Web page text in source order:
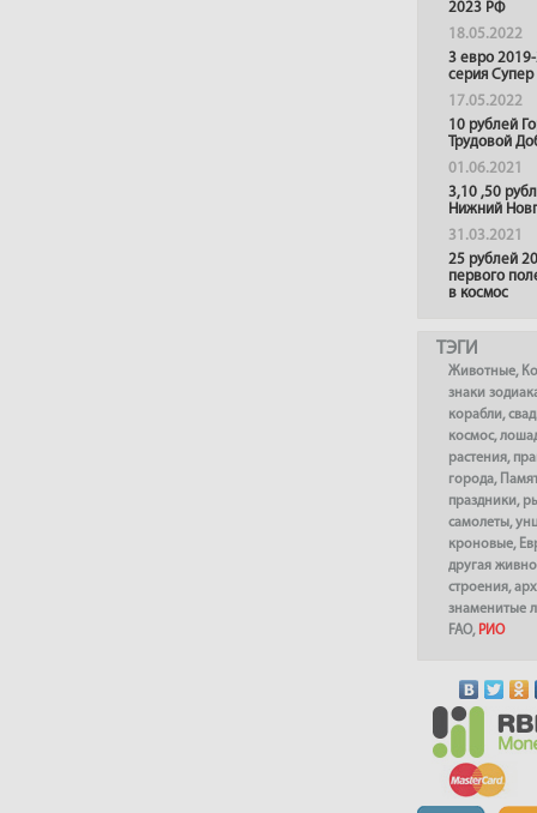
2023 РФ
18.05.2022
3 евро
серия
17.05.2022
10 рублей
Трудовой
01.06.2021
3,10 ,50
Нижний
31.03.2021
25 рублей
первого
в космос
ТЭГИ
Животные,
знаки
корабли,
космос,
растения,
города,
праздники,
самолеты,
кроновые,
другая
строения,
знаменитые
FAO, РИО